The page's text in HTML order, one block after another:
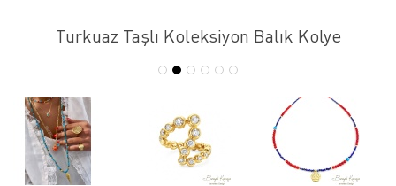
Turkuaz Taşlı Koleksiyon Balık Kolye